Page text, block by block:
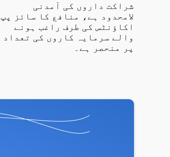
شراکت داروں کی آمدنی
لامحدود ہے، منافع کا سائز پپ
اکاؤنٹس کی طرف راغب ہونے
والے سرمایہ کاروں کی تعداد
پر منحصر ہے۔